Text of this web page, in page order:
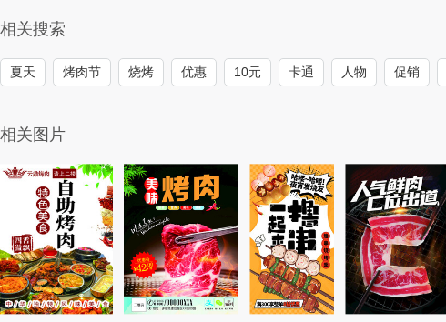
相关搜索
夏天 烤肉节 烧烤 优惠 10元 卡通 人物 促销
相关图片